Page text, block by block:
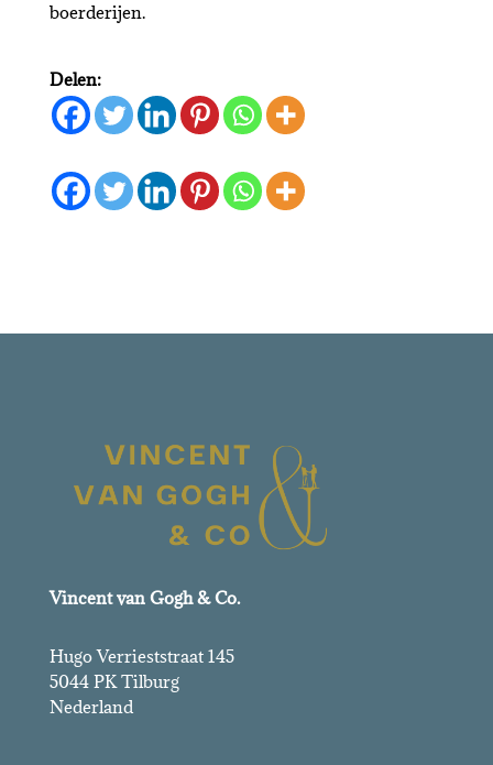
boerderijen.
Delen:
Vincent van Gogh & Co.
Hugo Verrieststraat 145
5044 PK Tilburg
Nederland